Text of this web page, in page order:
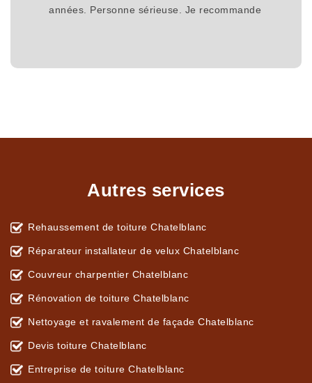
années. Personne sérieuse. Je recommande
Autres services
Rehaussement de toiture Chatelblanc
Réparateur installateur de velux Chatelblanc
Couvreur charpentier Chatelblanc
Rénovation de toiture Chatelblanc
Nettoyage et ravalement de façade Chatelblanc
Devis toiture Chatelblanc
Entreprise de toiture Chatelblanc